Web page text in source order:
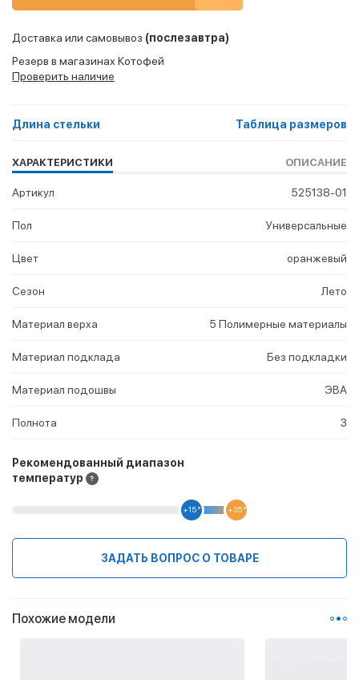
Доставка или самовывоз (послезавтра)
Резерв в магазинах Котофей
Проверить наличие
Длина стельки Таблица размеров
ХАРАКТЕРИСТИКИ ОПИСАНИЕ
Артикул 525138-01
Пол Универсальные
Цвет оранжевый
Сезон Лето
Материал верха 5 Полимерные материалы
Материал подклада Без подкладки
Материал подошвы ЭВА
Полнота 3
Рекомендованный диапазон
температур
+15 ° +35 °
ЗАДАТЬ ВОПРОС О ТОВАРЕ
Похожие модели